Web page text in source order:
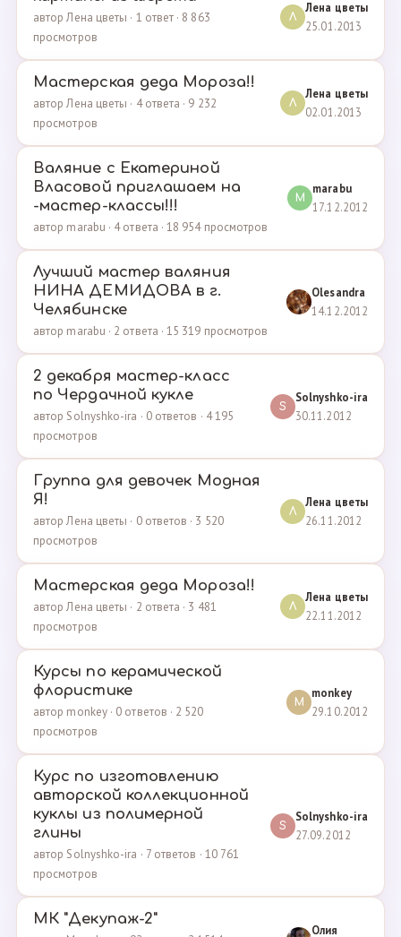
автор Лена цветы · 1 ответ · 8 863
просмотров
Л
Лена цветы
25.01.2013
Мастерская деда Мороза!!
автор Лена цветы · 4 ответа · 9 232
просмотров
Л
Лена цветы
02.01.2013
Валяние с Екатериной
Власовой приглашаем на
-мастер-классы!!!
автор marabu · 4 ответа · 18 954 просмотров
M
marabu
17.12.2012
Лучший мастер валяния
НИНА ДЕМИДОВА в г.
Челябинске
автор marabu · 2 ответа · 15 319 просмотров
Olesandra
14.12.2012
2 декабря мастер-класс
по Чердачной кукле
автор Solnyshko-ira · 0 ответов · 4 195
просмотров
S
Solnyshko-ira
30.11.2012
Группа для девочек Модная
Я!
автор Лена цветы · 0 ответов · 3 520
просмотров
Л
Лена цветы
26.11.2012
Мастерская деда Мороза!!
автор Лена цветы · 2 ответа · 3 481
просмотров
Л
Лена цветы
22.11.2012
Курсы по керамической
флористике
автор monkey · 0 ответов · 2 520
просмотров
M
monkey
29.10.2012
Курс по изготовлению
авторской коллекционной
куклы из полимерной
глины
автор Solnyshko-ira · 7 ответов · 10 761
просмотров
S
Solnyshko-ira
27.09.2012
МК "Декупаж-2"
Олия